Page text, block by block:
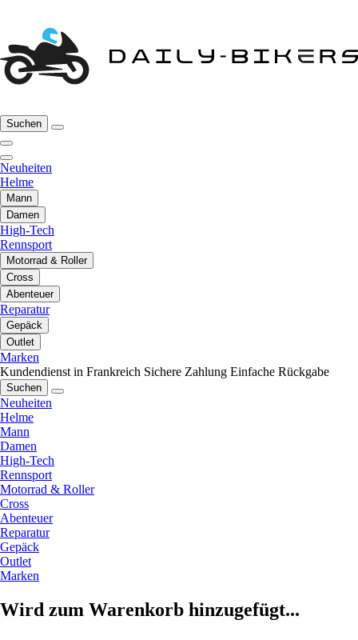
Suchen
Neuheiten
Helme
Mann
Damen
High-Tech
Rennsport
Motorrad & Roller
Cross
Abenteuer
Reparatur
Gepäck
Outlet
Marken
Kundendienst in Frankreich Sichere Zahlung Einfache Rückgabe
Suchen
Neuheiten
Helme
Mann
Damen
High-Tech
Rennsport
Motorrad & Roller
Cross
Abenteuer
Reparatur
Gepäck
Outlet
Marken
Wird zum Warenkorb hinzugefügt...